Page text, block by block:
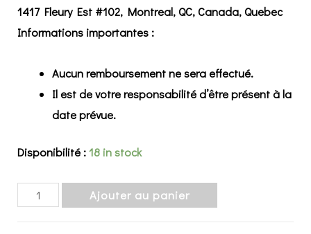
1417 Fleury Est #102, Montreal, QC, Canada, Quebec
Informations importantes :
Aucun remboursement ne sera effectué.
Il est de votre responsabilité d’être présent à la
date prévue.
Disponibilité : 18 in stock
MONTRÉAL
Ajouter au panier